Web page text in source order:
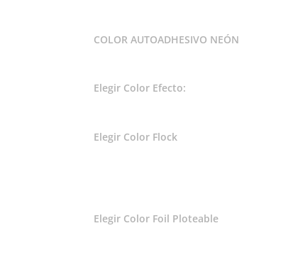
COLOR AUTOADHESIVO NEÓN
Elegir Color Efecto:
Elegir Color Flock
Elegir Color Foil Ploteable